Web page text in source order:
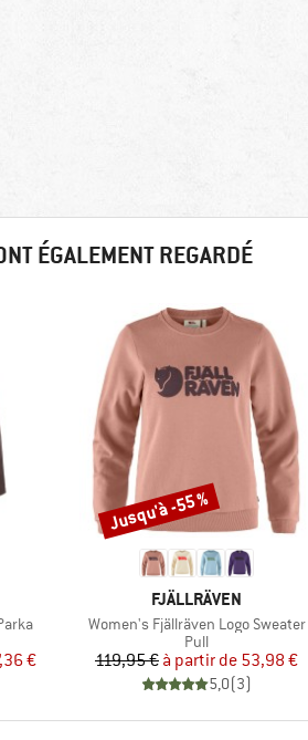
ÉGALEMENT REGARDÉ
€
MARQUE
FJÄLLRÄVEN
Article
Women's Fjällräven Logo Sweater
Product group
Pull
Prix
119,95 € Prix réduit
à partir de 53,98 €
5,0(3)
Remise
Jusqu'à -55 %